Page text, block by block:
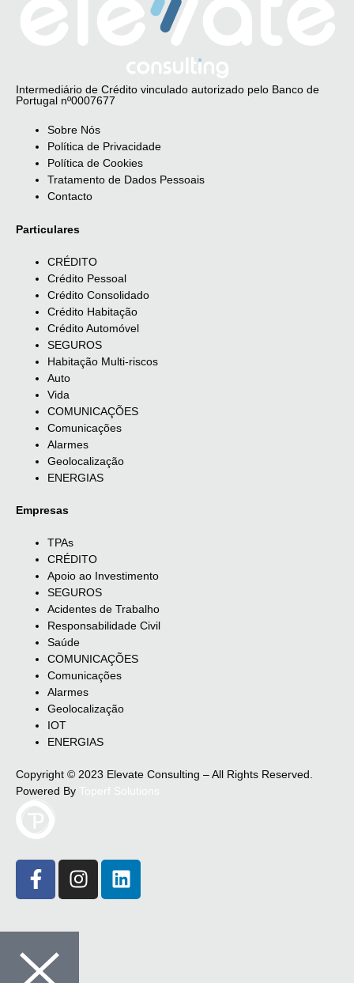
Intermediário de Crédito vinculado autorizado pelo Banco de
Portugal nº0007677
Sobre Nós
Política de Privacidade
Política de Cookies
Tratamento de Dados Pessoais
Contacto
Particulares
CRÉDITO
Crédito Pessoal
Crédito Consolidado
Crédito Habitação
Crédito Automóvel
SEGUROS
Habitação Multi-riscos
Auto
Vida
COMUNICAÇÕES
Comunicações
Alarmes
Geolocalização
ENERGIAS
Empresas
TPAs
CRÉDITO
Apoio ao Investimento
SEGUROS
Acidentes de Trabalho
Responsabilidade Civil
Saúde
COMUNICAÇÕES
Comunicações
Alarmes
Geolocalização
IOT
ENERGIAS
Copyright © 2023 Elevate Consulting – All Rights Reserved.
Powered By